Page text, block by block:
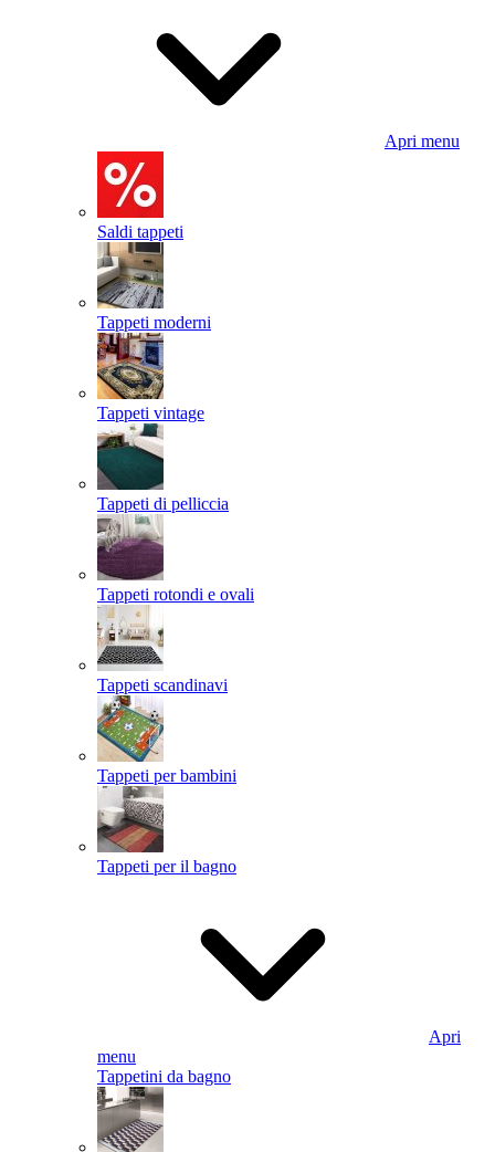
Apri menu
Saldi tappeti
Tappeti moderni
Tappeti vintage
Tappeti di pelliccia
Tappeti rotondi e ovali
Tappeti scandinavi
Tappeti per bambini
Tappeti per il bagno
Apri
menu
Tappetini da bagno